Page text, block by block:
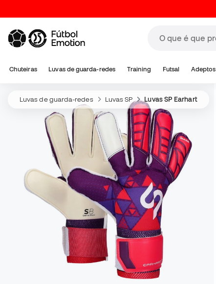
Chuteiras Luvas de guarda-redes Training Futsal Adeptos
Luvas de guarda-redes Luvas SP Luvas SP Earhart